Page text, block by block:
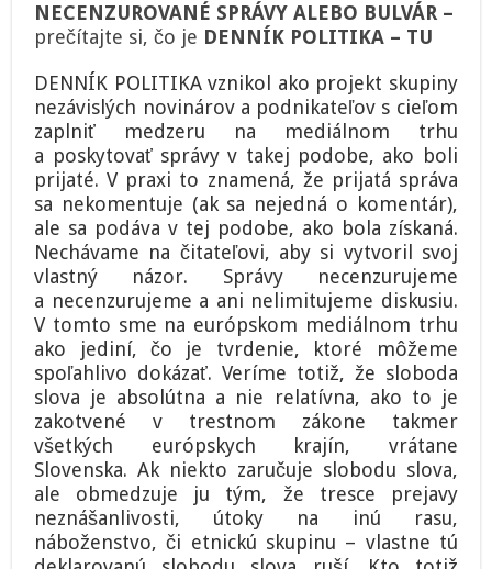
NECENZUROVANÉ SPRÁVY ALEBO BULVÁR –
prečítajte si, čo je DENNÍK POLITIKA – TU
DENNÍK POLITIKA vznikol ako projekt skupiny
nezávislých novinárov a podnikateľov s cieľom
zaplniť medzeru na mediálnom trhu
a poskytovať správy v takej podobe, ako boli
prijaté. V praxi to znamená, že prijatá správa
sa nekomentuje (ak sa nejedná o komentár),
ale sa podáva v tej podobe, ako bola získaná.
Nechávame na čitateľovi, aby si vytvoril svoj
vlastný názor. Správy necenzurujeme
a necenzurujeme a ani nelimitujeme diskusiu.
V tomto sme na európskom mediálnom trhu
ako jediní, čo je tvrdenie, ktoré môžeme
spoľahlivo dokázať. Veríme totiž, že sloboda
slova je absolútna a nie relatívna, ako to je
zakotvené v trestnom zákone takmer
všetkých európskych krajín, vrátane
Slovenska. Ak niekto zaručuje slobodu slova,
ale obmedzuje ju tým, že tresce prejavy
neznášanlivosti, útoky na inú rasu,
náboženstvo, či etnickú skupinu – vlastne tú